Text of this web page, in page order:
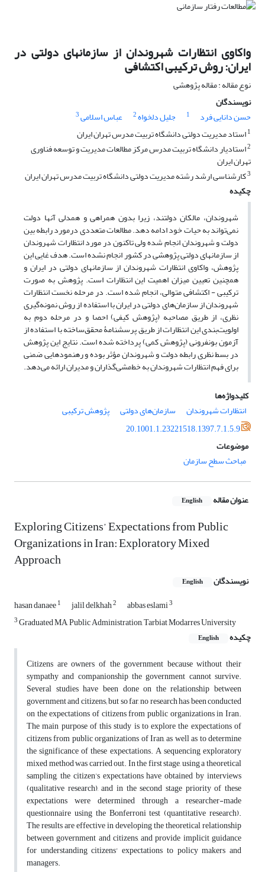
واکاوی انتظارات شهروندان از سازمانهای دولتی در
ایران: روش ترکیبی اکتشافی
نوع مقاله : مقاله پژوهشی
نویسندگان
حسن دانایی فرد
1 جلیل دلخواه2 عباس اسلامی3
1استاد مدیریت دولتی دانشگاه تربیت مدرس تهران ایران
2استادیار دانشگاه تربیت مدرس مرکز مطالعات مدیریت و توسعه فناوری
تهران ایران
3کارشناسی ارشد رشته مدیریت دولتی دانشگاه تربیت مدرس تهران ایران
چکیده
شهروندان، مالکان دولتند، زیرا بدون همراهی و همدلی آنها دولت
نمی‌تواند به حیات خود ادامه دهد. مطالعات متعددی درمورد رابطه بین
دولت و شهروندان انجام شده ولی تاکنون در مورد انتظارات شهروندان
از سازمان­های دولتی پژوهشی در کشور انجام نشده است. هدف غایی این
پژوهش، واکاوی انتظارات شهروندان از سازمان­های دولتی در ایران و
همچنین تعیین میزان اهمیت این انتظارات است. پژوهش به صورت
ترکیبی - اکتشافی متوالی، انجام شده است. در مرحله نخست انتظارات
شهروندان از سازمان‌‌های دولتی در ایران با استفاده از روش نمونه‌گیری
نظری، از طریق مصاحبه (پژوهش کیفی) احصا و در مرحله دوم به
اولویت‌بندی این انتظارات از طریق پرسشنامۀ محقق‌ساخته با استفاده از
آزمون بونفرونی (پژوهش کمی) پرداخته شده است. نتایج این پژوهش
در بسط نظری رابطه دولت و شهروندان مؤثر بوده و رهنمودهایی ضمنی
برای فهم انتظارات شهروندان به خط‌مشی‌گذاران و مدیران ارائه می‌‌دهد.
کلیدواژه‌ها
انتظارات شهروندان
سازمان‌های دولتی
پژوهش ترکیبی
20.1001.1.23221518.1397.7.1.5.9
موضوعات
مباحث سطح سازمان
عنوان مقاله English
Exploring Citizens’ Expectations from Public
Organizations in Iran: Exploratory Mixed
Approach
نویسندگان English
hasan danaee1 jalil delkhah2 abbas eslami3
3Graduated MA, Public Administration, Tarbiat Modarres University
چکیده
English
Citizens are owners of the government because without their
sympathy and companionship the government cannot survive.
Several studies have been done on the relationship between
government and citizens; but so far, no research has been conducted
on the expectations of citizens from public organizations in Iran.
The main purpose of this study is to explore the expectations of
citizens from public organizations of Iran, as well as to determine
the significance of these expectations. A sequencing exploratory
mixed method was carried out. In the first stage, using a theoretical
sampling, the citizen’s expectations have obtained by interviews
(qualitative research), and in the second stage priority of these
expectations were determined through a researcher-made
questionnaire using the Bonferroni test (quantitative research).
The results are effective in developing the theoretical relationship
between government and citizens, and provide implicit guidance
for understanding citizens' expectations to policy makers and
managers.